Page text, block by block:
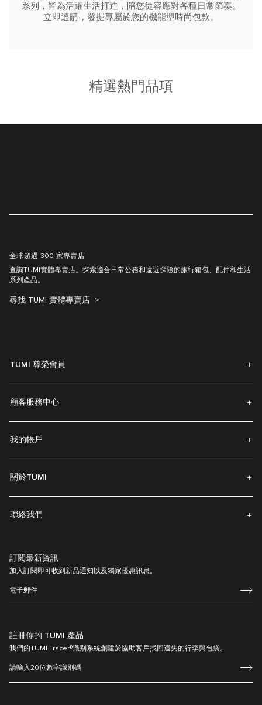
系列，皆為活躍生活打造，陪您從容應對各種日常節奏。
立即選購，發掘專屬於您的機能型時尚包款。
精選熱門品項
全球超過 300 家專賣店
查詢TUMI實體專賣店。探索適合日常公務和遠近探險的旅行箱包、配件和生活
系列產品。
尋找 TUMI 實體專賣店
TUMI 尊榮會員
顧客服務中心
我的帳戶
關於TUMI
聯絡我們
訂閲最新資訊
加入訂閱即可收到新品通知以及獨家優惠訊息。
註冊你的 TUMI 產品
我們的TUMI Tracer®識别系統創建於協助客戶找回遺失的行李與包袋。